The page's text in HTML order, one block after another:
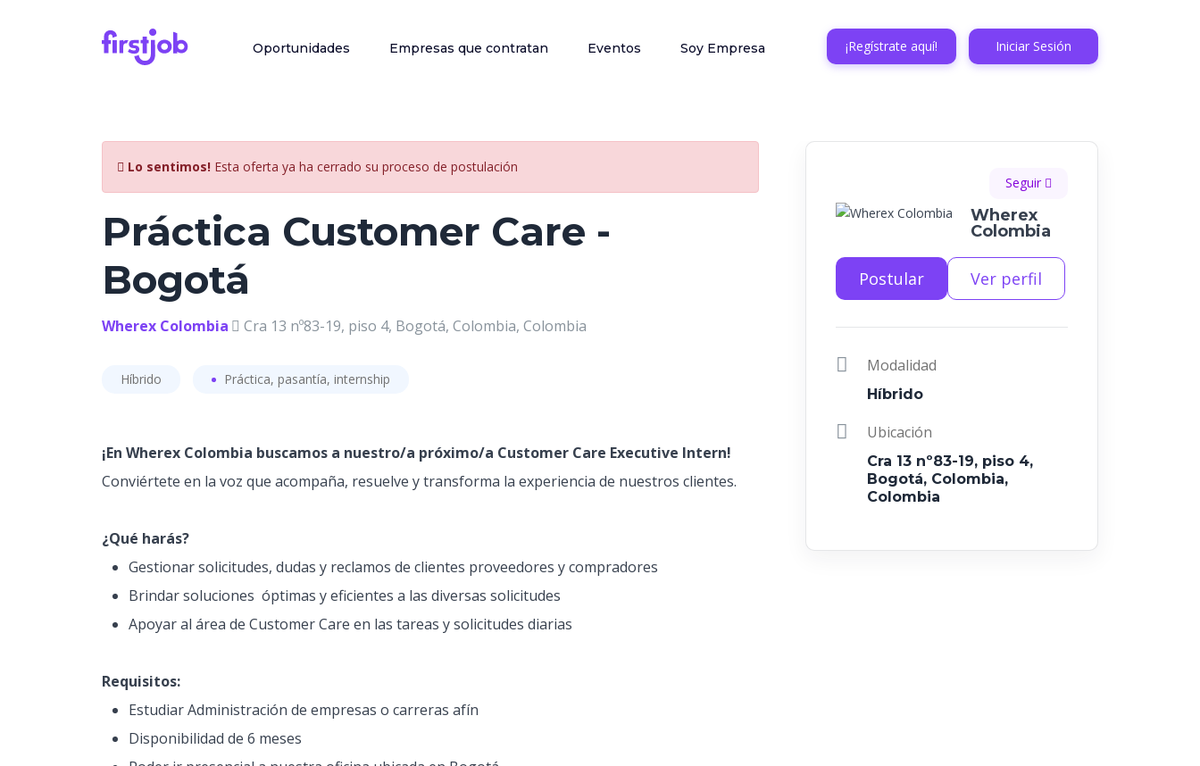
Oportunidades Empresas que contratan Eventos Soy Empresa ¡Regístrate aquí! Iniciar Sesión
Lo sentimos! Esta oferta ya ha cerrado su proceso de postulación
Práctica Customer Care -
Bogotá
Wherex Colombia Cra 13 nº83-19, piso 4, Bogotá, Colombia, Colombia
Híbrido Práctica, pasantía, internship
¡En Wherex Colombia buscamos a nuestro/a próximo/a Customer Care Executive Intern!
Conviértete en la voz que acompaña, resuelve y transforma la experiencia de nuestros clientes.
¿Qué harás?
Gestionar solicitudes, dudas y reclamos de clientes proveedores y compradores
Brindar soluciones óptimas y eficientes a las diversas solicitudes
Apoyar al área de Customer Care en las tareas y solicitudes diarias
Requisitos:
Estudiar Administración de empresas o carreras afín
Disponibilidad de 6 meses
Seguir
Wherex
Colombia
Postular Ver perfil
Modalidad
Híbrido
Ubicación
Cra 13 nº83-19, piso 4,
Bogotá, Colombia,
Colombia